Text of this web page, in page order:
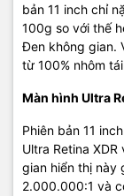
bản 11 inch chỉ
100g so với thế
Đen không gian.
từ 100% nhôm
Màn hình Ultra
Phiên bản 11
Ultra Retina
gian hiển thị này
2.000.000:1 và